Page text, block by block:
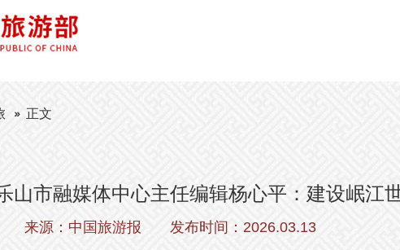
正文
山市融媒体中心主任编辑杨心平：建设岷江
来源：中国旅游报 发布时间：2026.03.13